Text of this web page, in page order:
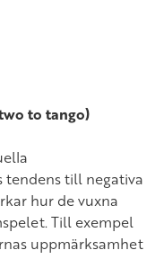
to tango)
tendens till negativa
hur de vuxna
Till exempel
uppmärksamhet